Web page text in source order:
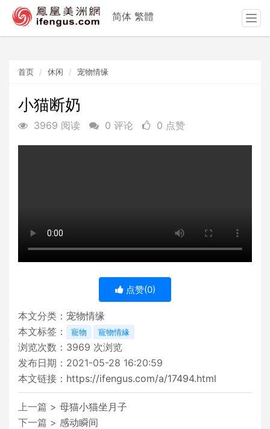
首页 休闲 宠物情缘
小猫断奶
3969 阅读 0 评论 0 点赞
点赞(0)
本文分类： 宠物情缘
本文标签：
寵物 寵物情緣
浏览次数： 3969 次浏览
发布日期：2021-05-28 16:20:59
本文链接： https://ifengus.com/a/17494.html
上一篇 > 母猫小猫坐月子
下一篇 > 感动瞬间
简体 繁體
T
o